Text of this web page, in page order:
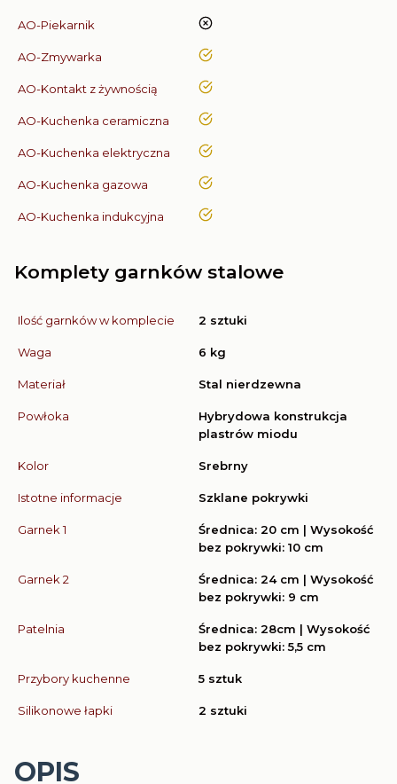
AO-Piekarnik nie
AO-Zmywarka tak
AO-Kontakt z żywnością tak
AO-Kuchenka ceramiczna tak
AO-Kuchenka elektryczna tak
AO-Kuchenka gazowa tak
AO-Kuchenka indukcyjna tak
Komplety garnków stalowe
Ilość garnków w komplecie 2 sztuki
Waga 6 kg
Materiał Stal nierdzewna
Powłoka
Hybrydowa konstrukcja
plastrów miodu
Kolor Srebrny
Istotne informacje Szklane pokrywki
Garnek 1
Średnica: 20 cm | Wysokość
bez pokrywki: 10 cm
Garnek 2
Średnica: 24 cm | Wysokość
bez pokrywki: 9 cm
Patelnia
Średnica: 28cm | Wysokość
bez pokrywki: 5,5 cm
Przybory kuchenne 5 sztuk
Silikonowe łapki 2 sztuki
OPIS